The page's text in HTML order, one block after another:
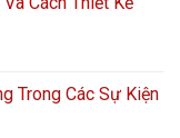
Trong Các Sự Kiện